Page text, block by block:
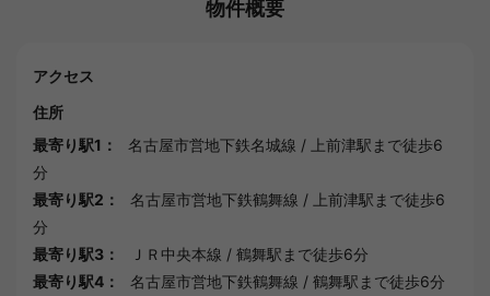
物件概要
アクセス
住所
最寄り駅1：
名古屋市営地下鉄名城線 / 上前津駅 まで徒歩6
分
最寄り駅2：
名古屋市営地下鉄鶴舞線 / 上前津駅 まで徒歩6
分
最寄り駅3：
ＪＲ中央本線 / 鶴舞駅 まで徒歩6分
最寄り駅4：
名古屋市営地下鉄鶴舞線 / 鶴舞駅 まで徒歩6分